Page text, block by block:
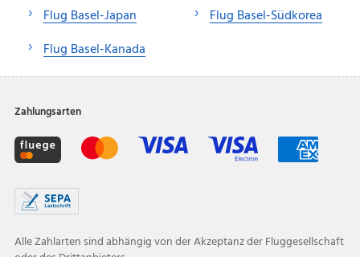
Flug Basel-Japan
Flug Basel-Kanada
Flug Basel-Südkorea